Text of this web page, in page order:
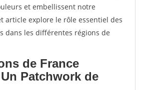
et embellissent notre
article explore le rôle essentiel des
dans les différentes régions de
de France
Patchwork de